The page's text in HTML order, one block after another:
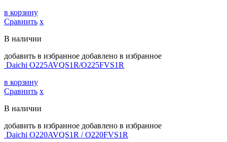
в корзину
Сравнить х
В наличии
добавить в избранное добавлено в избранное
Daichi O225AVQS1R/O225FVS1R
в корзину
Сравнить х
В наличии
добавить в избранное добавлено в избранное
Daichi O220AVQS1R / O220FVS1R